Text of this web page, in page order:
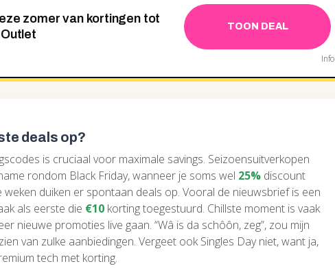
zomer van kortingen tot
TOON DEAL
Info
deals op?
is cruciaal voor maximale savings. Seizoensuitverkopen
rondom Black Friday, wanneer je soms wel 25% discount
duiken er spontaan deals op. Vooral de nieuwsbrief is een
als eerste die €10 korting toegestuurd. Chillste moment is vaak
nieuwe promoties live gaan. “Wâ is da schôôn, zeg”, zou mijn
van zulke aanbiedingen. Vergeet ook Singles Day niet, want ja,
tech met korting.